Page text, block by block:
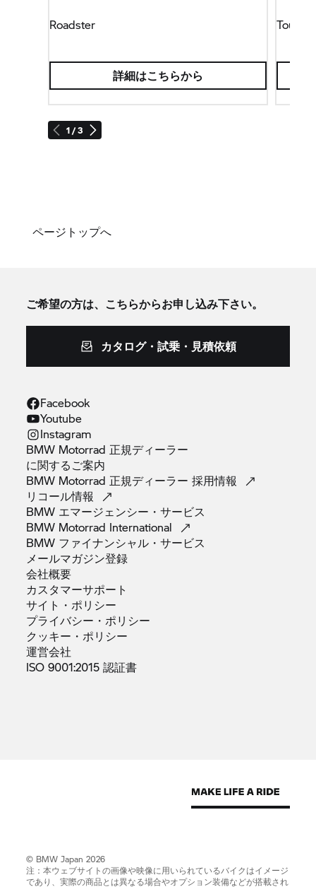
1 / 3
Roadster
詳細はこちらから
Tour
ページトップへ
ご希望の方は、こちらからお申し込み下さい。
カタログ・試乗・見積依頼
Facebook
Youtube
Instagram
BMW Motorrad 正規ディーラー
に関するご案内
BMW Motorrad 正規ディーラー採用情報
リコール情報
BMW エマージェンシー・サービス
BMW Motorrad International
BMW ファイナンシャル・サービス
メールマガジン登録
会社概要
カスタマーサポート
サイト・ポリシー
プライバシー・ポリシー
クッキー・ポリシー
運営会社
ISO 9001:2015認証書
© BMW Japan 2026
注：本ウェブサイトの画像や映像に用いられているバイクはイメージ
であり、実際の商品とは異なる場合やオプション装備などが搭載され